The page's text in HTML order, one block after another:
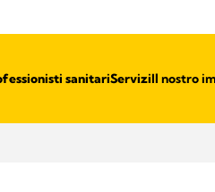
sanitari​ServiziIl nostro